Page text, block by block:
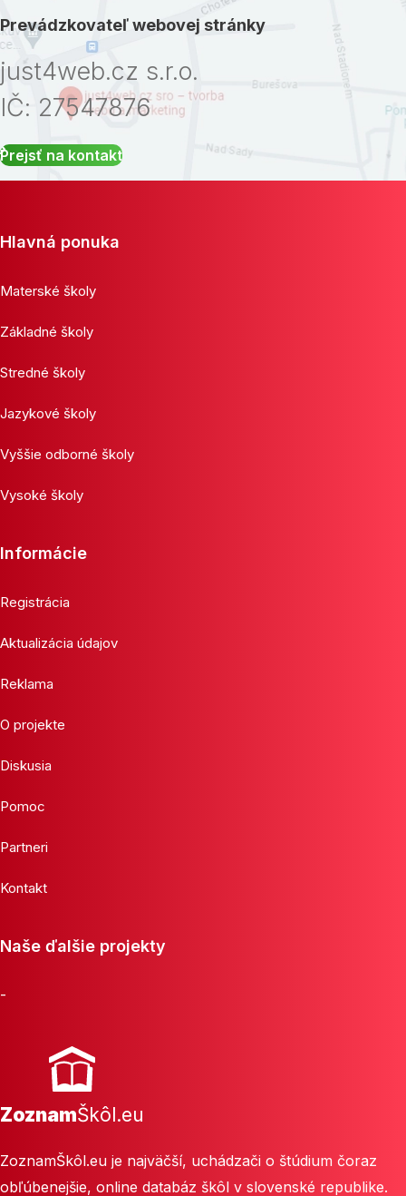
Prevádzkovateľ webovej stránky
just4web.cz s.r.o.
IČ: 27547876
Prejsť na kontakt
Hlavná ponuka
Materské školy
Základné školy
Stredné školy
Jazykové školy
Vyššie odborné školy
Vysoké školy
Informácie
Registrácia
Aktualizácia údajov
Reklama
O projekte
Diskusia
Pomoc
Partneri
Kontakt
Naše ďalšie projekty
-
ZoznamŠkôl.eu
ZoznamŠkôl.eu je najväčší, uchádzači o štúdium čoraz
obľúbenejšie, online databáz škôl v slovenské republike.